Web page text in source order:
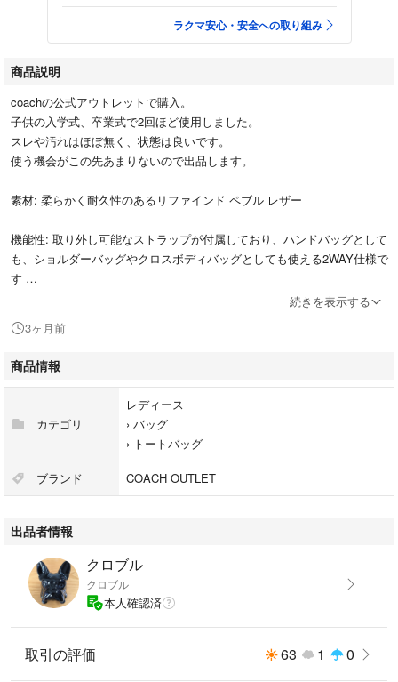
ラクマ安心・安全への取り組み
商品説明
coachの公式アウトレットで購入。
子供の入学式、卒業式で2回ほど使用しました。
スレや汚れはほぼ無く、状態は良いです。
使う機会がこの先あまりないので出品します。
素材: 柔らかく耐久性のあるリファインド ペブル レザー
機能性: 取り外し可能なストラップが付属しており、ハンドバッグとして
も、ショルダーバッグやクロスボディバッグとしても使える2WAY仕様で
す
トがあり、日常使いに便利です
・縦25.5cmx横34.5cmxマチ12.5cm
続きを表示する
3ヶ月前
商品情報
カテゴリ
レディース
› バッグ
› トートバッグ
ブランド COACH OUTLET
出品者情報
クロブル
クロブル
本人確認済
取引の評価 63 1 0